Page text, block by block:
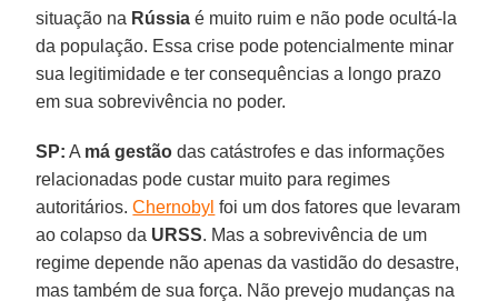
situação na Rússia é muito ruim e não pode ocultá-la
da população. Essa crise pode potencialmente minar
sua legitimidade e ter consequências a longo prazo
em sua sobrevivência no poder.
SP: A má gestão das catástrofes e das informações
relacionadas pode custar muito para regimes
autoritários.Chernobyl foi um dos fatores que levaram
ao colapso da URSS. Mas a sobrevivência de um
regime depende não apenas da vastidão do desastre,
mas também de sua força. Não prevejo mudanças na